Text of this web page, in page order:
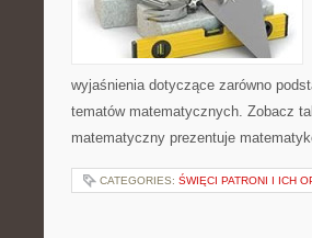
wyjaśnienia dotyczące zarówno
tematów matematycznych. Zobacz
matematyczny prezentuje
CATEGORIES: ŚWIĘCI PATRONI I ICH